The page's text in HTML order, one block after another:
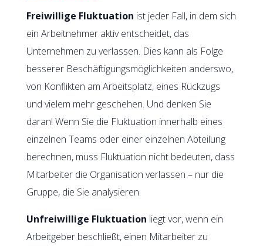
Freiwillige Fluktuation ist jeder Fall, in dem sich
ein Arbeitnehmer aktiv entscheidet, das
Unternehmen zu verlassen. Dies kann als Folge
besserer Beschäftigungsmöglichkeiten anderswo,
von Konflikten am Arbeitsplatz, eines Rückzugs
und vielem mehr geschehen. Und denken Sie
daran! Wenn Sie die Fluktuation innerhalb eines
einzelnen Teams oder einer einzelnen Abteilung
berechnen, muss Fluktuation nicht bedeuten, dass
Mitarbeiter die Organisation verlassen – nur die
Gruppe, die Sie analysieren.
Unfreiwillige Fluktuation liegt vor, wenn ein
Arbeitgeber beschließt, einen Mitarbeiter zu